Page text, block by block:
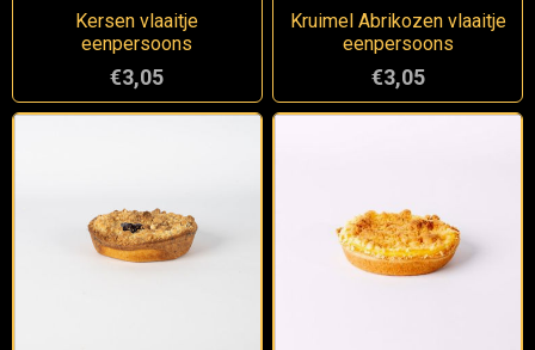
Kersen vlaaitje
eenpersoons
€3,05
Kruimel Abrikozen vlaaitje
eenpersoons
€3,05